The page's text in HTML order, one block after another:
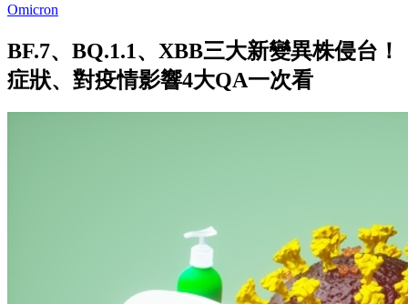
Omicron
BF.7、BQ.1.1、XBB三大新變異株侵台！
症狀、對疫情影響4大QA一次看